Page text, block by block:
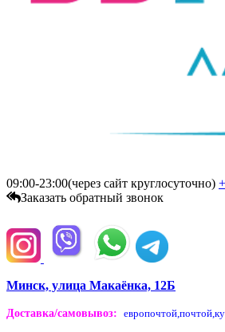
09:00-23:00(через сайт круглосуточно)
Заказать обратный звонок
Минск, улица Макаёнка, 12Б
Доставка/самовывоз: европочтой,почтой,